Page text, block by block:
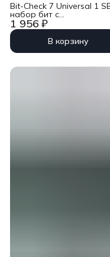
1 956 ₽
Bit-Check 7 Universal 1
набор бит с
битодержателем, 7 пр.,
1/4&quot; C6.3 Wera
В корзину